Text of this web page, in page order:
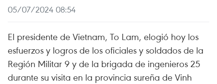
05/07/2024 08:54
El presidente de Vietnam, To Lam, elogió hoy los
esfuerzos y logros de los oficiales y soldados de la
Región Militar 9 y de la brigada de ingenieros 25
durante su visita en la provincia sureña de Vinh